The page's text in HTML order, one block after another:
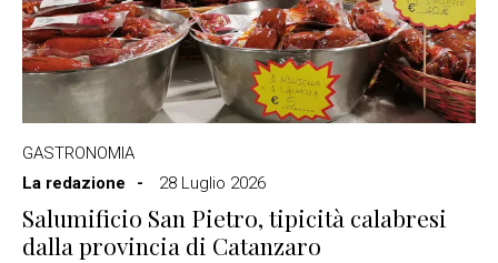
GASTRONOMIA
La redazione
28 Luglio 2026
Salumificio San Pietro, tipicità calabresi
dalla provincia di Catanzaro